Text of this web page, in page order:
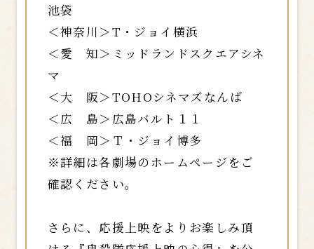
池袋
＜神奈川＞T・ジョイ横浜
＜愛 知＞ミッドランドスクエアシネ
マ
＜大 阪＞TOHOシネマズなんば
＜広 島＞広島バルト１１
＜福 岡＞Ｔ・ジョイ博多
※詳細は各劇場のホームページをご
確認ください。
さらに、応援上映をよりお楽しみ頂